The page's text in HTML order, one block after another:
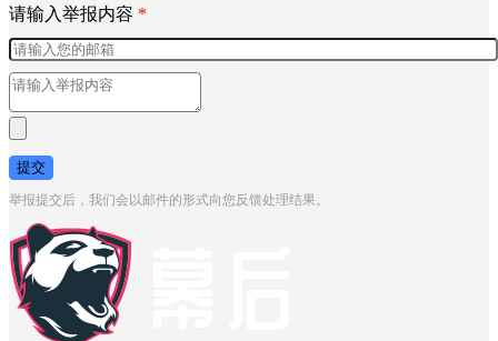
请输入举报内容 *
提交
举报提交后，我们会以邮件的形式向您反馈处理结果。